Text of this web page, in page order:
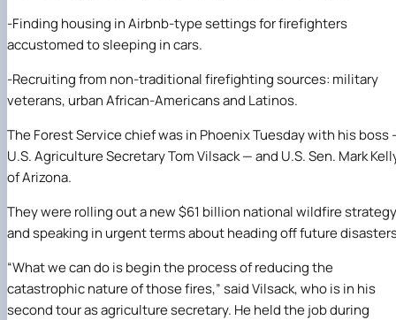
-Finding housing in Airbnb-type settings for firefighters
accustomed to sleeping in cars.
-Recruiting from non-traditional firefighting sources: military
veterans, urban African-Americans and Latinos.
The Forest Service chief was in Phoenix Tuesday with his boss
U.S. Agriculture Secretary Tom Vilsack — and U.S. Sen. Mark
of Arizona.
They were rolling out a new $61 billion national wildfire strategy
and speaking in urgent terms about heading off future
“What we can do is begin the process of reducing the
catastrophic nature of those fires,” said Vilsack, who is in his
second tour as agriculture secretary. He held the job during